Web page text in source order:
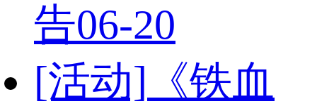
告06-20
[活动] 《铁血